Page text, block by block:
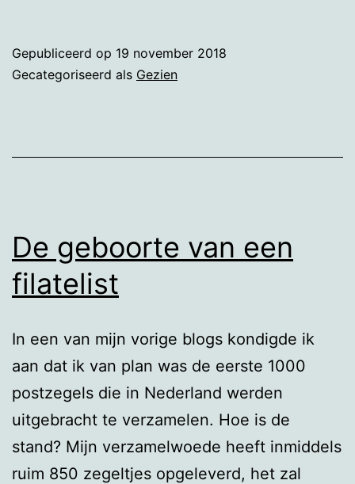
Gepubliceerd op 19 november 2018
Gecategoriseerd als Gezien
De geboorte van een
filatelist
In een van mijn vorige blogs kondigde ik
aan dat ik van plan was de eerste 1000
postzegels die in Nederland werden
uitgebracht te verzamelen. Hoe is de
stand? Mijn verzamelwoede heeft inmiddels
ruim 850 zegeltjes opgeleverd, het zal